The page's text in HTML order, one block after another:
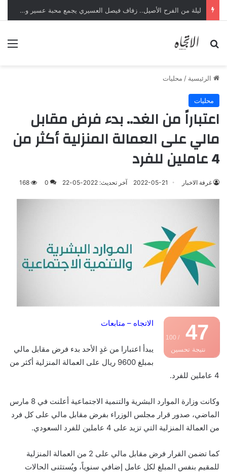
ليلة من الفرح الأصيل.. زفاف فيصل العسيري يجمع محبة عسير وجازان
بحث عن
الرئيسية / محليات
محليات
اعتباراً من الغد.. بدء فرض مقابل
مالي على العمالة المنزلية أكثر من
4 عاملين للفرد
غرفة الاخبار 2022-05-21 آخر تحديث: 2022-05-22 0
168
47
/ 100
نتيجة تحسين
الاتجاه – متابعات
يبدأ اعتبارا من غدٍ الأحد بدء فرض مقابل مالي
بمبلغ 9600 ريال على العمالة المنزلية أكثر من
4 عاملين للفرد.
وكانت وزارة الموارد البشرية والتنمية الاجتماعية أعلنت في 8 مارس
الماضي، صدور قرار مجلس الوزراء بفرض مقابل مالي على كل فرد
من العمالة المنزلية التي تزيد على 4 عاملين للفرد السعودي.
كما تضمن القرار فرض مقابل مالي على 2 من العمالة المنزلية
للمقيم بنفس المبلغ لكل عامل إضافي سنوياً، ويُستثنى الحالات